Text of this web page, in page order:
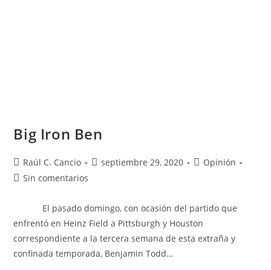
Big Iron Ben
Raúl C. Cancio septiembre 29, 2020
Opinión
Sin comentarios
El pasado domingo, con ocasión del partido que
enfrentó en Heinz Field a Pittsburgh y Houston
correspondiente a la tercera semana de esta extraña y
confinada temporada, Benjamin Todd…